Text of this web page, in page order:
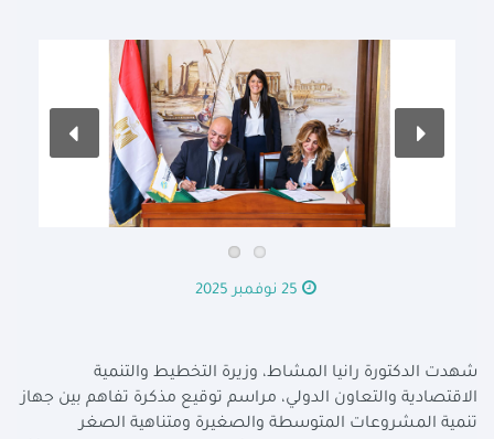
25 نوفمبر 2025
شهدت الدكتورة رانيا المشاط، وزيرة التخطيط والتنمية
الاقتصادية والتعاون الدولي، مراسم توقيع مذكرة تفاهم بين جهاز
تنمية المشروعات المتوسطة والصغيرة ومتناهية الصغر